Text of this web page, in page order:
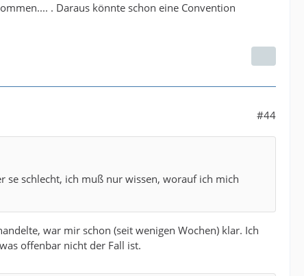
. Daraus könnte schon eine Convention
#44
se schlecht, ich muß nur wissen, worauf ich mich
war mir schon (seit wenigen Wochen) klar. Ich
offenbar nicht der Fall ist.